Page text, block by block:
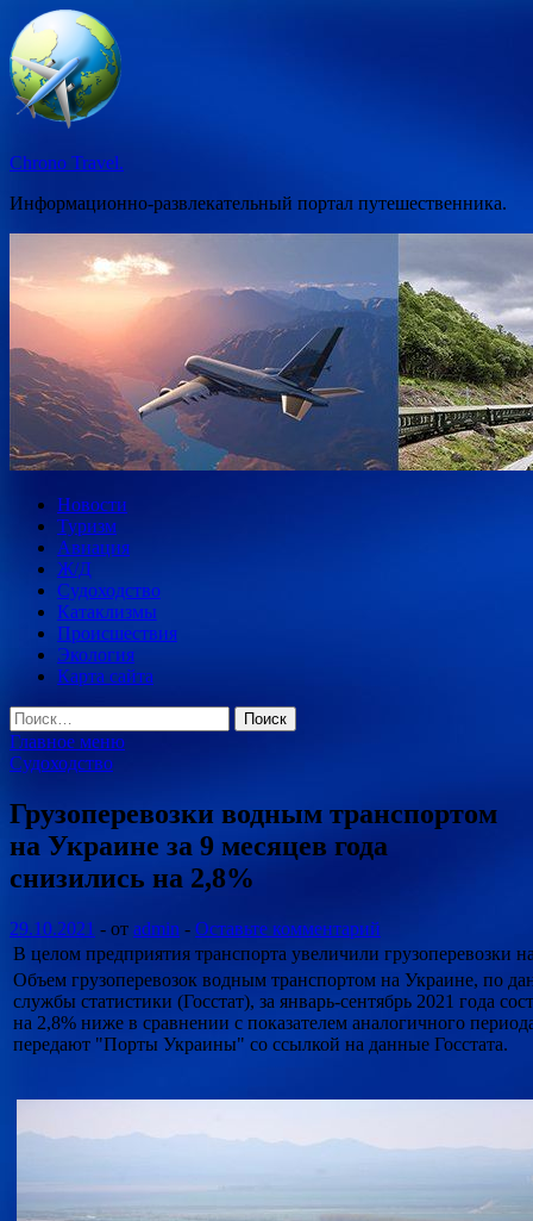
Перейти
к
содержимому
Chrono Travel.
Информационно-развлекательный портал путешественника.
Новости
Туризм
Авиация
Ж/Д
Судоходство
Катаклизмы
Происшествия
Экология
Карта сайта
Найти:
Главное меню
Судоходство
Грузоперевозки водным транспортом
на Украине за 9 месяцев года
снизились на 2,8%
29.10.2021 - от admin - Оставьте комментарий
В целом предприятия транспорта увеличили грузоперевозки
Объем грузоперевозок водным транспортом на Украине, по
службы статистики (Госстат), за январь-сентябрь 2021 года
на 2,8% ниже в сравнении с показателем аналогичного
передают "Порты Украины" со ссылкой на данные Госстата.